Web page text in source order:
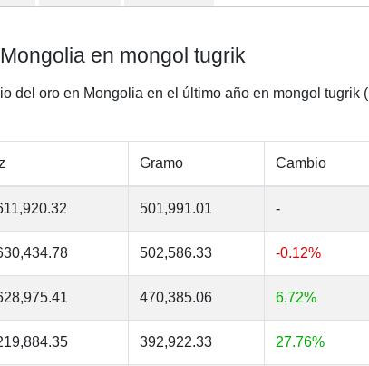
en mongol tugrik
del oro en Mongolia en el último año en mongol tugrik (
Gramo Cambio
501,991.01 -
502,586.33 -0.12%
470,385.06 6.72%
392,922.33 27.76%